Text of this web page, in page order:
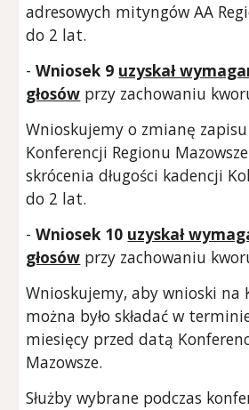
adresowych mityngów AA
do 2 lat.
-Wniosek 9 uzyskał
głosów przy zachowaniu
Wnioskujemy o zmianę
Konferencji Regionu
skrócenia długości kadencji
do 2 lat.
-Wniosek 10 uzyskał
głosów przy zachowaniu
Wnioskujemy, aby wnioski na
można było składać w
miesięcy przed datą
Mazowsze.
Służby wybrane podczas